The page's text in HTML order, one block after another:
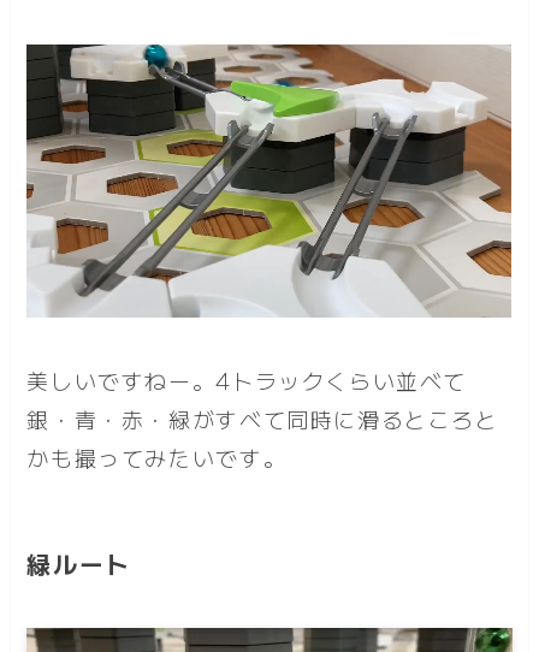
美しいですねー。4トラックくらい並べて
銀・青・赤・緑がすべて同時に滑るところと
かも撮ってみたいです。
緑ルート